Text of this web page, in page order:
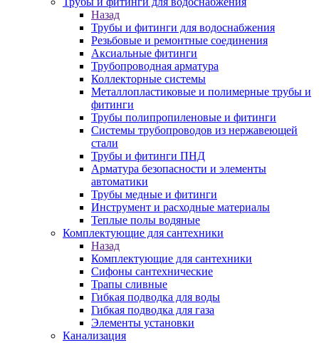
Назад
Трубы и фитинги для водоснабжения
Резьбовые и ремонтные соединения
Аксиальные фитинги
Трубопроводная арматура
Коллекторные системы
Металлопластиковые и полимерные трубы и
фитинги
Трубы полипропиленовые и фитинги
Системы трубопроводов из нержавеющей
стали
Трубы и фитинги ПНД
Арматура безопасности и элементы
автоматики
Трубы медные и фитинги
Инструмент и расходные материалы
Теплые полы водяные
Комплектующие для сантехники
Назад
Комплектующие для сантехники
Сифоны сантехнические
Трапы сливные
Гибкая подводка для воды
Гибкая подводка для газа
Элементы установки
Канализация